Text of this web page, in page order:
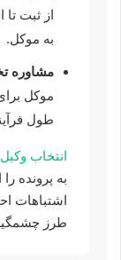
از ثبت
به موکل.
مشاوره
موکل
طول
انتخاب وکیل
به پرونده
اشتباهات
طرز